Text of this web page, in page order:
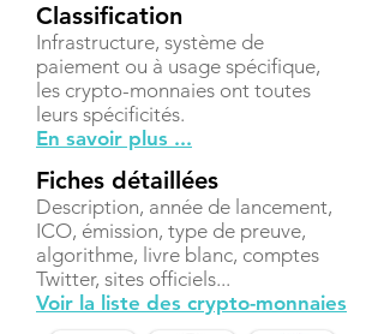
Classification
Infrastructure, système de
paiement ou à usage spécifique,
les crypto-monnaies ont toutes
leurs spécificités.
En savoir plus ...
Fiches détaillées
Description, année de lancement,
ICO, émission, type de preuve,
algorithme, livre blanc, comptes
Twitter, sites officiels...
Voir la liste des crypto-monnaies